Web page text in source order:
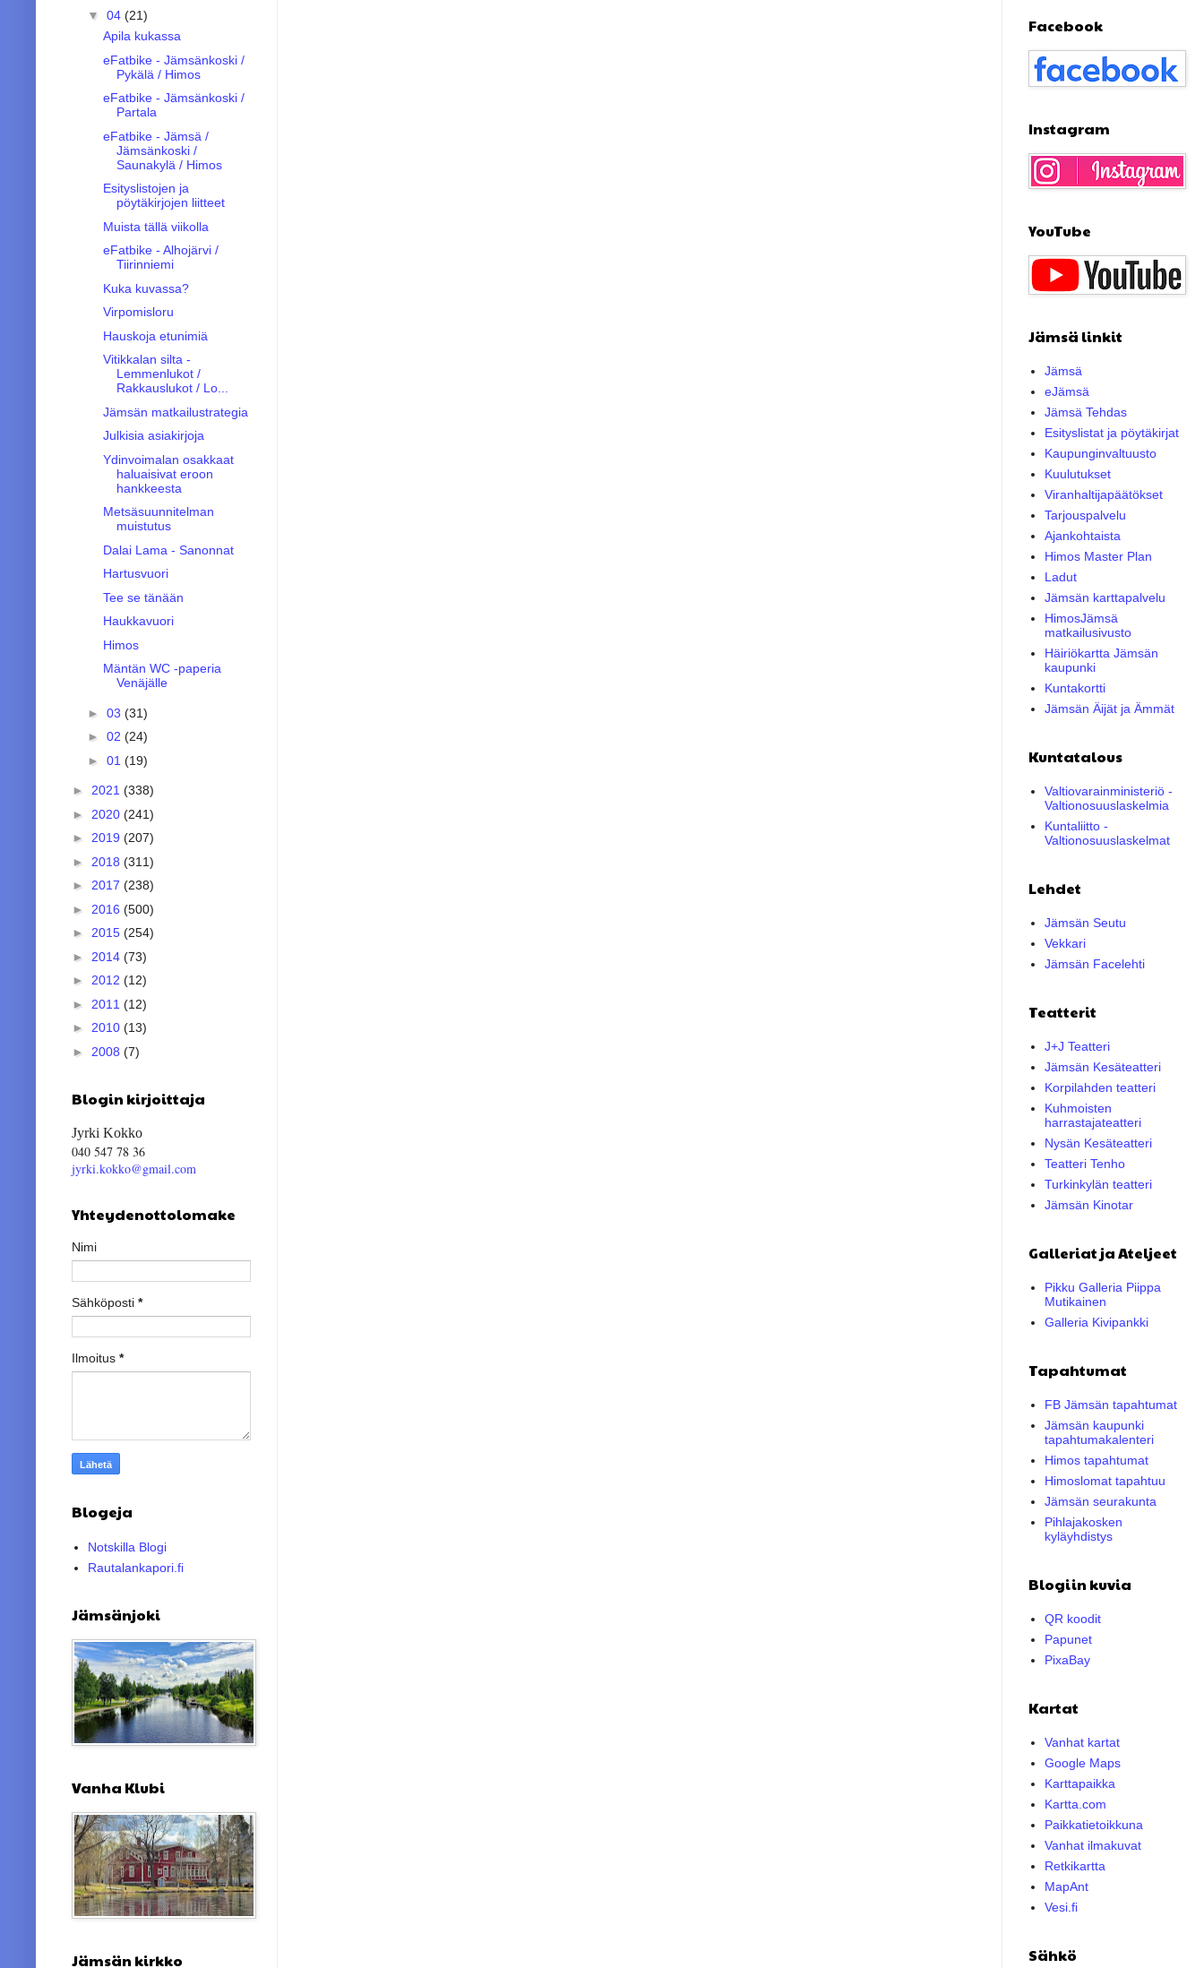
▼ 04 (21)
Apila kukassa
eFatbike - Jämsänkoski /
Pykälä / Himos
eFatbike - Jämsänkoski /
Partala
eFatbike - Jämsä /
Jämsänkoski /
Saunakylä / Himos
Esityslistojen ja
pöytäkirjojen liitteet
Muista tällä viikolla
eFatbike - Alhojärvi /
Tiirinniemi
Kuka kuvassa?
Virpomisloru
Hauskoja etunimiä
Vitikkalan silta -
Lemmenlukot /
Rakkauslukot / Lo...
Jämsän matkailustrategia
Julkisia asiakirjoja
Ydinvoimalan osakkaat
haluaisivat eroon
hankkeesta
Metsäsuunnitelman
muistutus
Dalai Lama - Sanonnat
Hartusvuori
Tee se tänään
Haukkavuori
Himos
Mäntän WC -paperia
Venäjälle
► 03 (31)
► 02 (24)
► 01 (19)
► 2021 (338)
► 2020 (241)
► 2019 (207)
► 2018 (311)
► 2017 (238)
► 2016 (500)
► 2015 (254)
► 2014 (73)
► 2012 (12)
► 2011 (12)
► 2010 (13)
► 2008 (7)
Blogin kirjoittaja
Jyrki Kokko
040 547 78 36
jyrki.kokko@gmail.com
Yhteydenottolomake
Nimi
Sähköposti *
Ilmoitus *
Blogeja
Notskilla Blogi
Rautalankapori.fi
Jämsänjoki
Vanha Klubi
Jämsän kirkko
Facebook
Instagram
YouTube
Jämsä linkit
Jämsä
eJämsä
Jämsä Tehdas
Esityslistat ja pöytäkirjat
Kaupunginvaltuusto
Kuulutukset
Viranhaltijapäätökset
Tarjouspalvelu
Ajankohtaista
Himos Master Plan
Ladut
Jämsän karttapalvelu
HimosJämsä
matkailusivusto
Häiriökartta Jämsän
kaupunki
Kuntakortti
Jämsän Äijät ja Ämmät
Kuntatalous
Valtiovarainministeriö -
Valtionosuuslaskelmia
Kuntaliitto -
Valtionosuuslaskelmat
Lehdet
Jämsän Seutu
Vekkari
Jämsän Facelehti
Teatterit
J+J Teatteri
Jämsän Kesäteatteri
Korpilahden teatteri
Kuhmoisten
harrastajateatteri
Nysän Kesäteatteri
Teatteri Tenho
Turkinkylän teatteri
Jämsän Kinotar
Galleriat ja Ateljeet
Pikku Galleria Piippa
Mutikainen
Galleria Kivipankki
Tapahtumat
FB Jämsän tapahtumat
Jämsän kaupunki
tapahtumakalenteri
Himos tapahtumat
Himoslomat tapahtuu
Jämsän seurakunta
Pihlajakosken
kyläyhdistys
Blogiin kuvia
QR koodit
Papunet
PixaBay
Kartat
Vanhat kartat
Google Maps
Karttapaikka
Kartta.com
Paikkatietoikkuna
Vanhat ilmakuvat
Retkikartta
MapAnt
Vesi.fi
Sähkö